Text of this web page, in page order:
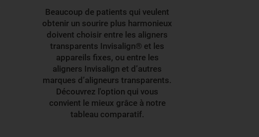
Beaucoup de patients qui veulent
obtenir un sourire plus harmonieux
doivent choisir entre les aligners
transparents Invisalign® et les
appareils fixes, ou entre les
aligners Invisalign et d’autres
marques d’aligneurs transparents.
Découvrez l'option qui vous
convient le mieux grâce à notre
tableau comparatif.